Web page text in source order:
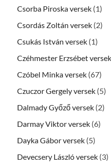
Csorba Piroska versek (1)
Csordás Zoltán versek (2)
Csukás István versek (1)
Czéhmester Erzsébet versek
Czóbel Minka versek (67)
Czuczor Gergely versek (5)
Dalmady Győző versek (2)
Darmay Viktor versek (6)
Dayka Gábor versek (5)
Devecsery László versek (3)